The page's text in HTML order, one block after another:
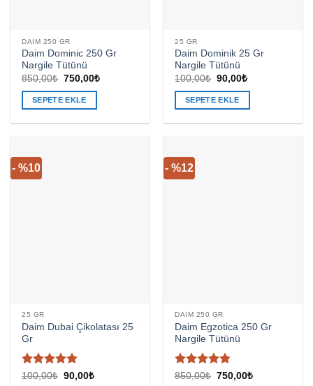
DAIM 250 GR
Daim Dominic 250 Gr
Nargile Tütünü
850,00₺ Orijinal
850,00₺.
750,00₺Şu
SEPETE EKLE
25 GR
Daim Dominik 25 Gr
Nargile Tütünü
100,00₺ Orijinal
100,00₺.
90,00₺Şu
SEPETE EKLE
- %10
25 GR
Daim Dubai Çikolatası 25
Gr
5 üzerinden
100,00₺ Orijinal
90,00₺Şu
- %12
DAIM 250 GR
Daim Egzotica 250 Gr
Nargile Tütünü
5
850,00₺ Orijinal
750,00₺Şu